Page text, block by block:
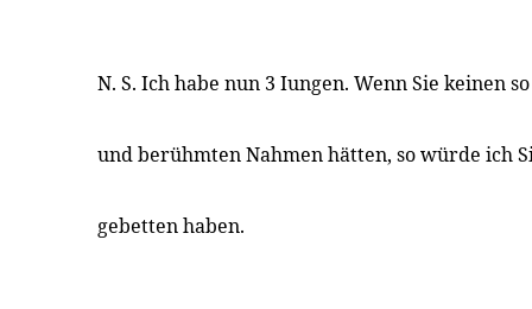
N. S. Ich habe nun 3 Iungen. Wenn Sie keinen
und berühmten Nahmen hätten, so würde ich
gebetten haben.